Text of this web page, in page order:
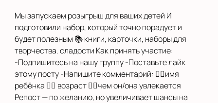
Мы запускаем розыгрыш для ваших детей И
подготовили набор, который точно порадует и
будет полезным 📚 книги, карточки, наборы для
творчества. сладости Как принять участие:
-Подпишитесь на нашу группу -Поставьте лайк
этому посту -Напишите комментарий: 👉🏻имя
ребёнка 👉🏻 возраст 👉🏻чем он/она увлекается
Репост — по желанию, но увеличивает шансы на